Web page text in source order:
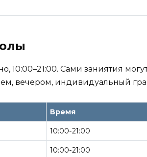
10:00–21:00. Сами заниятия
вечером, индивидуальный
Время
10:00-21:00
10:00-21:00